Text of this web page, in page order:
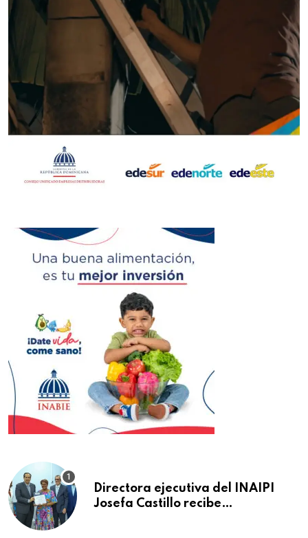
Directora ejecutiva del INAIPI
Josefa Castillo recibe